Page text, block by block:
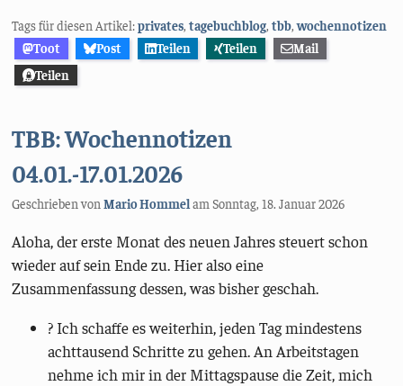
Tags für diesen Artikel:privates,tagebuchblog,tbb,wochennotizen
Toot
Post Teilen Teilen
Mail
Teilen
TBB: Wochennotizen
04.01.-17.01.2026
Geschrieben vonMario HommelamSonntag, 18. Januar 2026
Aloha, der erste Monat des neuen Jahres steuert schon
wieder auf sein Ende zu. Hier also eine
Zusammenfassung dessen, was bisher geschah.
? Ich schaffe es weiterhin, jeden Tag mindestens
achttausend Schritte zu gehen. An Arbeitstagen
nehme ich mir in der Mittagspause die Zeit, mich